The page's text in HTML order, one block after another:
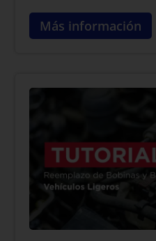
Más información